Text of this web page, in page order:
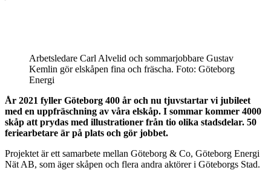
Arbetsledare Carl Alvelid och sommarjobbare Gustav
Kemlin gör elskåpen fina och fräscha. Foto: Göteborg
Energi
År 2021 fyller Göteborg 400 år och nu tjuvstartar vi jubileet
med en uppfräschning av våra elskåp. I sommar kommer 4000
skåp att prydas med illustrationer från tio olika stadsdelar. 50
feriearbetare är på plats och gör jobbet.
Projektet är ett samarbete mellan Göteborg & Co, Göteborg Energi
Nät AB, som äger skåpen och flera andra aktörer i Göteborgs Stad.